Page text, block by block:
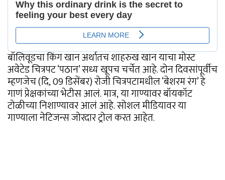
बॉलिवूडचा किंग खान अर्थातच शाहरुख खान याचा मोस्ट
अवेटेड चित्रपट ‘पठान’ सध्य खूपच चर्चेत आहे. दोन दिवसांपूर्वीच
म्हणजेच (दि, 09 डिसेंबर) रोजी चित्रपटामधील ‘बेशरम रंग’ हे
गाणं प्रेक्षकांच्या भेटीस आलं. मात्र, या गाण्यावर बॉयकॉट
टोळीच्या निशाण्यावर आलं आहे. सोशल मीडियावर या
गाण्याला नेटिजन्स जोरदार ट्रोल करत आहेत.